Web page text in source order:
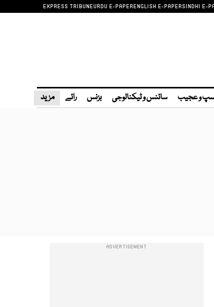
EXPRESS TRIBUNEURDU E-PAPERENGLISH E-PAPERSINDHI E-
و عجیب سائنس و ٹیکنالوجی بزنس رائے مزید